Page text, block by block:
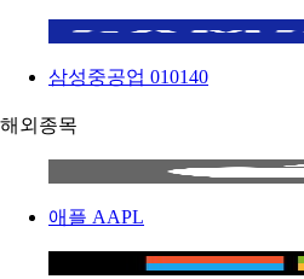
삼성중공업 010140
해외종목
애플 AAPL